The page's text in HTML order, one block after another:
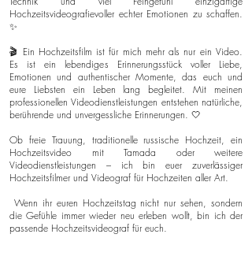
Hochzeitsvideografievoller echter Emotionen zu schaffen.
✨
🎬 Ein Hochzeitsfilm ist für mich mehr als nur ein Video.
Es ist ein lebendiges Erinnerungsstück voller Liebe,
Emotionen und authentischer Momente, das euch und
eure Liebsten ein Leben lang begleitet. Mit meinen
professionellen Videodienstleistungen entstehen natürliche,
berührende und unvergessliche Erinnerungen. 🤍
Ob freie Trauung, traditionelle russische Hochzeit, ein
Hochzeitsvideo mit Tamada oder weitere
Videodienstleistungen – ich bin euer zuverlässiger
Hochzeitsfilmer und Videograf für Hochzeiten aller Art.
Wenn ihr euren Hochzeitstag nicht nur sehen, sondern
die Gefühle immer wieder neu erleben wollt, bin ich der
passende Hochzeitsvideograf für euch.